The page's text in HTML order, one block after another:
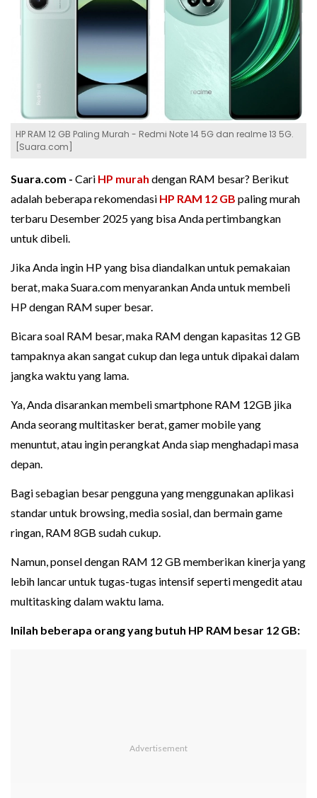
HP RAM 12 GB Paling Murah - Redmi Note 14 5G dan realme 13 5G.
[Suara.com]
Suara.com - Cari HP murah dengan RAM besar? Berikut
adalah beberapa rekomendasi HP RAM 12 GB paling murah
terbaru Desember 2025 yang bisa Anda pertimbangkan
untuk dibeli.
Jika Anda ingin HP yang bisa diandalkan untuk pemakaian
berat, maka Suara.com menyarankan Anda untuk membeli
HP dengan RAM super besar.
Bicara soal RAM besar, maka RAM dengan kapasitas 12 GB
tampaknya akan sangat cukup dan lega untuk dipakai dalam
jangka waktu yang lama.
Ya, Anda disarankan membeli smartphone RAM 12GB jika
Anda seorang multitasker berat, gamer mobile yang
menuntut, atau ingin perangkat Anda siap menghadapi masa
depan.
Bagi sebagian besar pengguna yang menggunakan aplikasi
standar untuk browsing, media sosial, dan bermain game
ringan, RAM 8GB sudah cukup.
Namun, ponsel dengan RAM 12 GB memberikan kinerja yang
lebih lancar untuk tugas-tugas intensif seperti mengedit atau
multitasking dalam waktu lama.
Inilah beberapa orang yang butuh HP RAM besar 12 GB: